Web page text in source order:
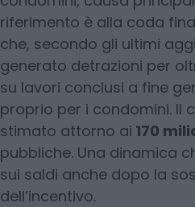
riferimento è alla coda
che, secondo gli ultimi
generato detrazioni per
su lavori conclusi a fine
proprio per i condomini. Il
stimato attorno ai 170
pubbliche. Una dinamica
sui saldi anche dopo la
dell’incentivo.